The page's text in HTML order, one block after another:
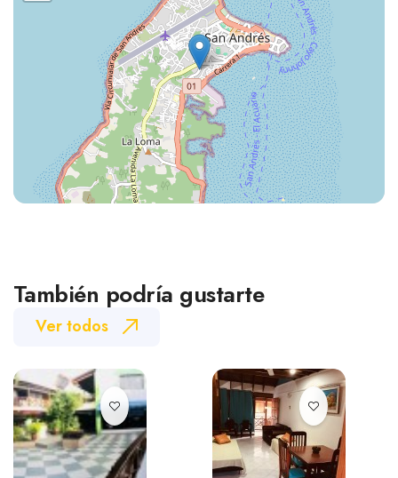
También podría gustarte
Ver todos